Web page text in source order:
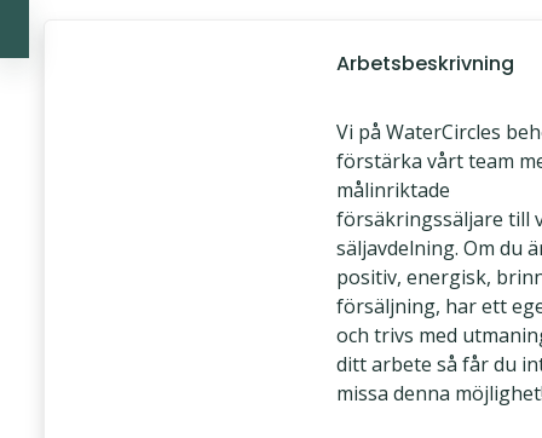
Arbetsbeskrivning
Vi på WaterCircles
förstärka vårt team
målinriktade
försäkringssäljare till
säljavdelning. Om du
positiv, energisk,
försäljning, har ett
och trivs med
ditt arbete så får du
missa denna